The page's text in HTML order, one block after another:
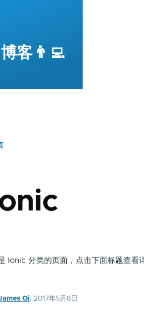
客👨‍💻
Ionic 分类的页面，点击下面标题查看
Qi, 2017年5月8日